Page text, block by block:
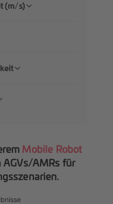
(m/s)
Mobile Robot
AMRs für